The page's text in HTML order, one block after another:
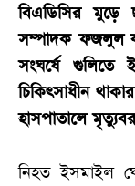
বিএডিসির মুড়ে
সম্পাদক ফজলুল
সংঘর্ষে
চিকিৎসাধীন
হাসপাতালে
নিহত ইসমাইল